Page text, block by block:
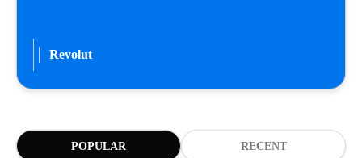
Revolut
POPULAR RECENT